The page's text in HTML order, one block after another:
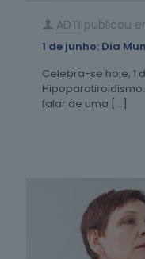
ADTI publicou
1 de junho: Dia
Celebra-se hoje, 1
falar de uma […]